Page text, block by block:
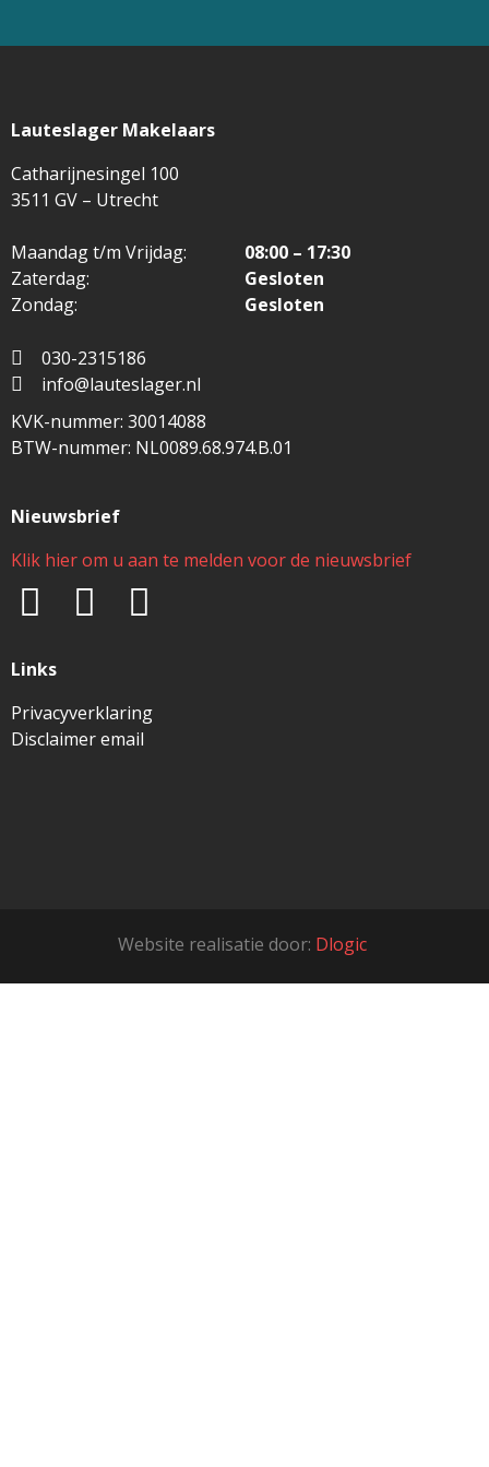
Lauteslager Makelaars
Catharijnesingel 100
3511 GV – Utrecht
Maandag t/m Vrijdag:
Zaterdag:
Zondag:
08:00 – 17:30
Gesloten
Gesloten
030-2315186
info@lauteslager.nl
KVK-nummer: 30014088
BTW-nummer: NL0089.68.974.B.01
Nieuwsbrief
Klik hier om u aan te melden voor de nieuwsbrief
Links
Privacyverklaring
Disclaimer email
Website realisatie door: Dlogic